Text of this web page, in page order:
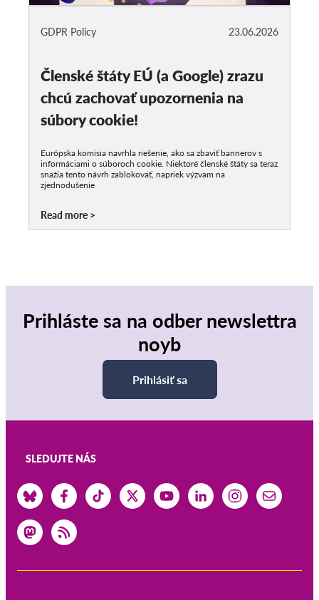
23.06.2026
GDPR Policy
Členské štáty EÚ (a Google) zrazu
chcú zachovať upozornenia na
súbory cookie!
Európska komisia navrhla riešenie, ako sa zbaviť bannerov s
informáciami o súboroch cookie. Niektoré členské štáty sa teraz
snažia tento návrh zablokovať, napriek výzvam na
zjednodušenie
Read more
Prihláste sa na odber newslettra
noyb
Prihlásiť sa
SLEDUJTE NÁS